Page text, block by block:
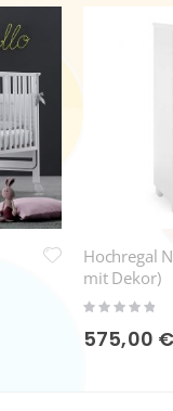
Hochregal
mit Dekor)
Rating:
575,00 €